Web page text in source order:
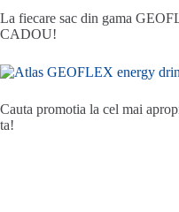
La fiecare sac din gama
CADOU!
Cauta promotia la cel mai
ta!